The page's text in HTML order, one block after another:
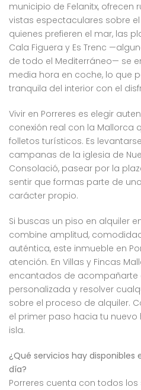
municipio de Felanitx,
vistas espectaculares sobre
quienes prefieren el mar, las
Cala Figuera y Es Trenc
de todo el Mediterráneo— se
media hora en coche, lo que
tranquila del interior con el
Vivir en Porreres es elegir
conexión real con la Mallorca
folletos turísticos. Es
campanas de la iglesia de
Consolació, pasear por la
sentir que formas parte de
carácter propio.
Si buscas un piso en alquiler
combine amplitud,
auténtica, este inmueble en
atención. En Villas y Fincas
encantados de acompañarte
personalizada y resolver
sobre el proceso de alquiler.
el primer paso hacia tu
isla.
¿Qué servicios hay disponibles
día?
Porreres cuenta con todos los